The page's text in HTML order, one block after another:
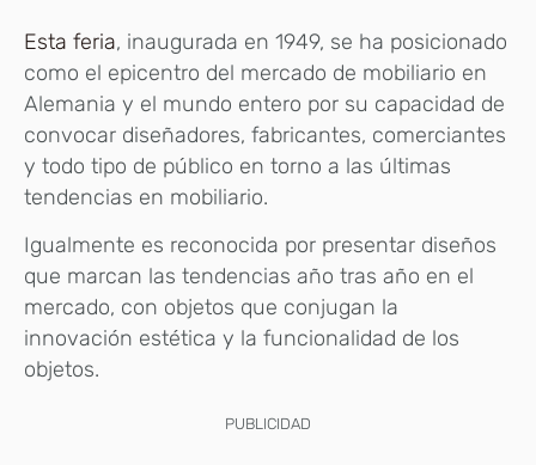
Esta feria, inaugurada en 1949, se ha posicionado
como el epicentro del mercado de mobiliario en
Alemania y el mundo entero por su capacidad de
convocar diseñadores, fabricantes, comerciantes
y todo tipo de público en torno a las últimas
tendencias en mobiliario.
Igualmente es reconocida por presentar diseños
que marcan las tendencias año tras año en el
mercado, con objetos que conjugan la
innovación estética y la funcionalidad de los
objetos.
PUBLICIDAD